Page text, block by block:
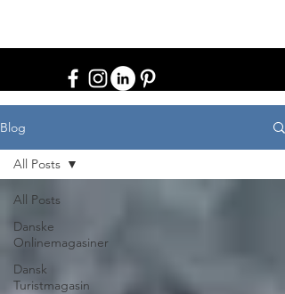
Blog
All Posts
Danske
Onlinemagasiner
Dansk
Turistmagasin
All Posts